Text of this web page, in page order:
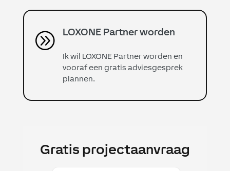
A LOXONE Partner worden
Ik wil LOXONE Partner worden en
vooraf een gratis adviesgesprek
plannen.
Gratis projectaanvraag